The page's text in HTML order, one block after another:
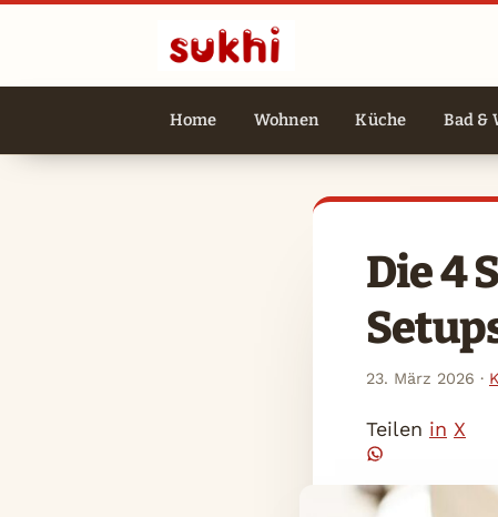
Home Wohnen Küche Bad &
Die 4
23. März 2026 ·
Teilen in X